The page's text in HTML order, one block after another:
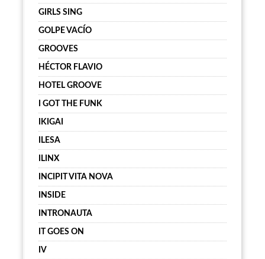
GIRLS SING
GOLPE VACÍO
GROOVES
HÉCTOR FLAVIO
HOTEL GROOVE
I GOT THE FUNK
IKIGAI
ILESA
ILINX
INCIPIT VITA NOVA
INSIDE
INTRONAUTA
IT GOES ON
IV